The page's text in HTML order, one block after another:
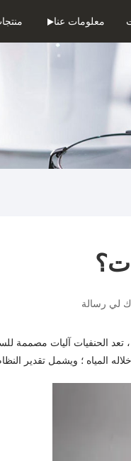
معلومات عنا
لي رسالة
تعد الحنفيات آليات مصممة
المياه ؛ ويشمل تقدير